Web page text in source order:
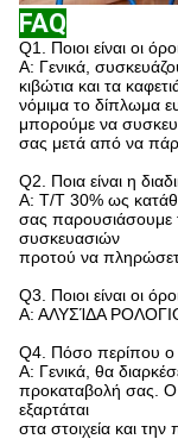
FAQ
Q1. Ποιοι είναι οι
Α: Γενικά,
κιβώτια και τα
νόμιμα το δίπλωμα
μπορούμε να
σας μετά από να
Q2. Ποια είναι η
Α: T/T 30% ως
σας παρουσιάσουμε
συσκευασιών
προτού να
Q3. Ποιοι είναι οι
Α: ΑΛΥΣΊΔΑ
Q4. Πόσο περίπου
Α: Γενικά, θα
προκαταβολή σας. Ο
εξαρτάται
στα στοιχεία και